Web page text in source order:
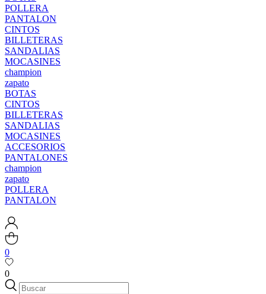
POLLERA
PANTALON
CINTOS
BILLETERAS
SANDALIAS
MOCASINES
champion
zapato
BOTAS
CINTOS
BILLETERAS
SANDALIAS
MOCASINES
ACCESORIOS
PANTALONES
champion
zapato
POLLERA
PANTALON
0
0